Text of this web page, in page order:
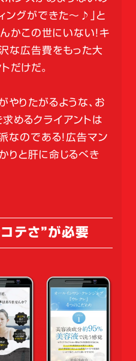
ィングができた～♪」と
かこの世にいない！キ
沢な広告費をもった大
だけだ。
りたがるような、お
めるクライアントは
なのである！広告マン
りと肝に命じるべき
テさ”が必要